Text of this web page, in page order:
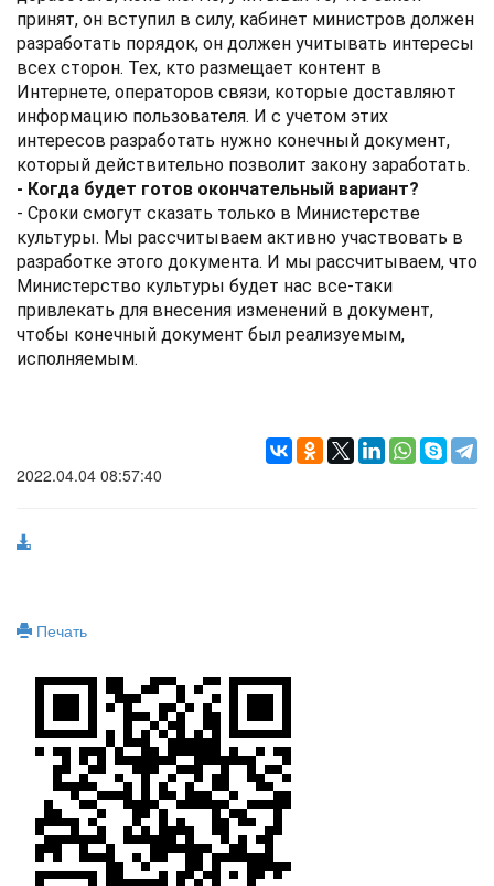
принят, он вступил в силу, кабинет министров должен
разработать порядок, он должен учитывать интересы
всех сторон. Тех, кто размещает контент в
Интернете, операторов связи, которые доставляют
информацию пользователя. И с учетом этих
интересов разработать нужно конечный документ,
который действительно позволит закону заработать.
- Когда будет готов окончательный вариант?
- Сроки смогут сказать только в Министерстве
культуры. Мы рассчитываем активно участвовать в
разработке этого документа. И мы рассчитываем, что
Министерство культуры будет нас все-таки
привлекать для внесения изменений в документ,
чтобы конечный документ был реализуемым,
исполняемым.
2022.04.04 08:57:40
Печать